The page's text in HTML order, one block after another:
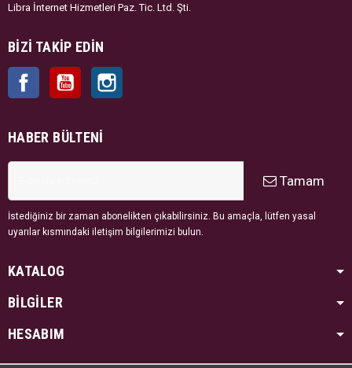
Libra İnternet Hizmetleri Paz. Tic. Ltd. Şti.
BIZI TAKIP EDIN
Facebook YouTube
HABER BÜLTENI
Tamam
İstediğiniz bir zaman abonelikten çıkabilirsiniz. Bu amaçla, lütfen yasal
uyarılar kısmındaki iletişim bilgilerimizi bulun.
KATALOG
BİLGİLER
HESABIM